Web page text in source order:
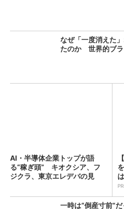
なぜ「一度消えた
たのか 世界的ブラ
AI・半導体企業トップが語
る“稼ぎ頭” キオクシア、フ
ジクラ、東京エレデバの見
は
一時は“倒産寸前”